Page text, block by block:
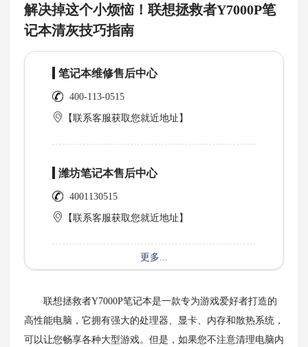
解决掉这个小烦恼！联想拯救者Y7000P笔
记本清灰技巧指南
笔记本维修售后中心
400-113-0515
【联系客服获取您就近地址】
潍坊笔记本售后中心
4001130515
【联系客服获取您就近地址】
更多...
联想拯救者Y7000P笔记本是一款专为游戏爱好者打造的
高性能电脑，它拥有强大的处理器、显卡、内存和散热系统，
可以让您畅享各种大型游戏。但是，如果您不注意清理电脑内